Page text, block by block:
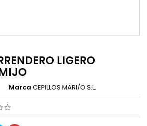
LIGERO
Marca CEPILLOS MARI/O S.L.